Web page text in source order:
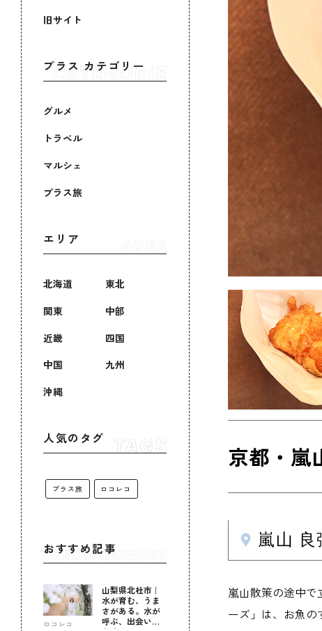
旧サイト
プラス カテゴリー
グルメ
トラベル
マルシェ
プラス旅
エリア
北海道
東北
関東
中部
近畿
四国
中国
九州
沖縄
人気のタグ
プラス旅 ロコレコ
おすすめ記事
ロコレコ
山梨県北杜市｜
水が育む、うま
さがある。水が
呼ぶ、出会いが
京都・嵐
嵐山
嵐山散策の途中
ーズ」は、お魚の